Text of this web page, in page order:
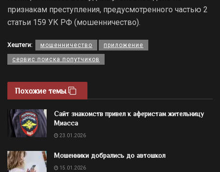
признакам преступления, предусмотренного частью 2
статьи 159 УК РФ (мошенничество).
Хештеги: мошенничество приложение
сервис поиска попутчиков
Похожие темы
Сайт знакомств привел к аферистам жительницу
Миасса
23.01.2026
Мошенники добрались до автошкол
15.01.2026